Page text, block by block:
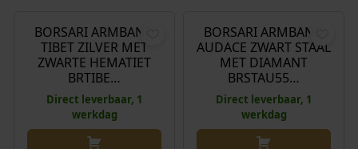
BORSARI ARMBAND
TIBET ZILVER MET
ZWARTE HEMATIET
BRTIBE…
Direct leverbaar, 1
werkdag
BORSARI ARMBAND
AUDACE ZWART STAAL
MET DIAMANT
BRSTAU55…
Direct leverbaar, 1
werkdag